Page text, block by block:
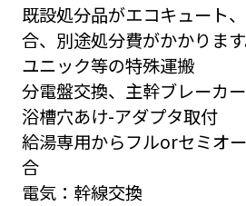
既設処分品がエコキュート
合、別途処分費がかかります
ユニック等の特殊運搬
分電盤交換、主幹ブレーカ
浴槽穴あけ-アダプタ取付
給湯専用からフルorセミオ
合
電気：幹線交換